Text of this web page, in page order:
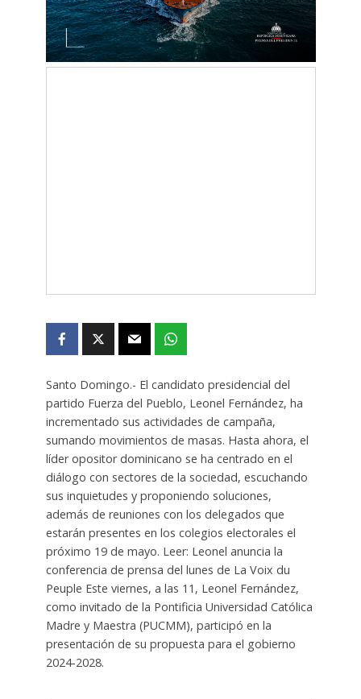
Santo Domingo.- El candidato presidencial del
partido Fuerza del Pueblo, Leonel Fernández, ha
incrementado sus actividades de campaña,
sumando movimientos de masas. Hasta ahora, el
líder opositor dominicano se ha centrado en el
diálogo con sectores de la sociedad, escuchando
sus inquietudes y proponiendo soluciones,
además de reuniones con los delegados que
estarán presentes en los colegios electorales el
próximo 19 de mayo. Leer: Leonel anuncia la
conferencia de prensa del lunes de La Voix du
Peuple Este viernes, a las 11, Leonel Fernández,
como invitado de la Pontificia Universidad Católica
Madre y Maestra (PUCMM), participó en la
presentación de su propuesta para el gobierno
2024-2028.